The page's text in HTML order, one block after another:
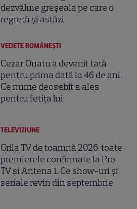
dezvăluie greșeala pe care o
regretă și astăzi
VEDETE ROMÂNEŞTI
Cezar Ouatu a devenit tată
pentru prima dată la 46 de ani.
Ce nume deosebit a ales
pentru fetița lui
TELEVIZIUNE
Grila TV de toamnă 2026: toate
premierele confirmate la Pro
TV și Antena 1. Ce show-uri și
seriale revin din septembrie